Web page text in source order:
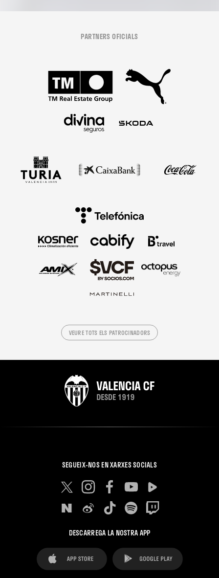
PARTNERS OFICIALS
VEURE TOTS ELS PATROCINADORS
SEGUEIX-NOS EN XARXES SOCIALS
DESCARREGA LA NOSTRA APP